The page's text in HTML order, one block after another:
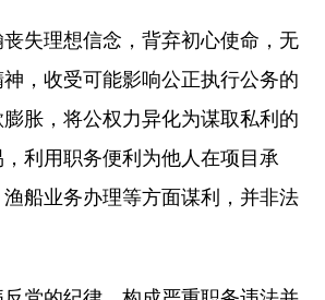
理想信念，背弃初心使命，无
，收受可能影响公正执行公务的
胀，将公权力异化为谋取私利的
利用职务便利为他人在项目承
船业务办理等方面谋利，并非法